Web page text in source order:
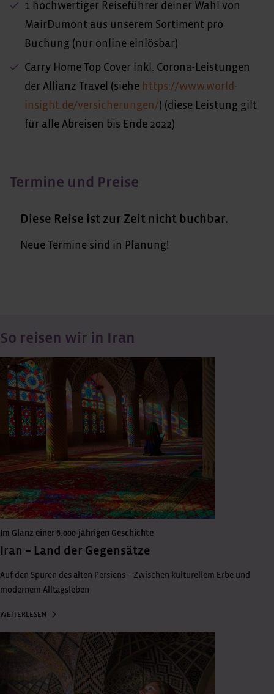
1 hochwertiger Reiseführer deiner Wahl von
MairDumont aus unserem Sortiment pro
Buchung (nur online einlösbar)
Carry Home Top Cover inkl. Corona-Leistungen
der Allianz Travel (siehe https://www.world-
insight.de/versicherungen/) (diese Leistung gilt
für alle Abreisen bis Ende 2022)
Termine und Preise
Diese Reise ist zur Zeit nicht buchbar.
Neue Termine sind in Planung!
So reisen wir in Iran
Im Glanz einer 6.000-jährigen Geschichte
Iran – Land der Gegensätze
Auf den Spuren des alten Persiens – Zwischen kulturellem Erbe und
modernem Alltagsleben
WEITERLESEN